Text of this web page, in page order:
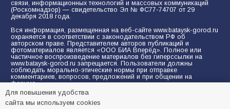
связи, информационных технологий и массовых коммуникаций
(Роскомнадзор) — свидетельство Эл № ФС77-74707 от 29
декабря 2018 года.
Вся информация, размещенная на веб-сайте www.bataysk-gorod.ru
охраняется в соответствии с законодательством РФ об
авторском праве. Представителем авторов публикаций и
фотоматериалов является «ООО БИА Вперёд». Полное или
частичное воспроизведение материалов без гиперссылки на
www.bataysk-gorod.ru запрещается. Пользователи должны
соблюдать морально-этические нормы при отправке
комментариев, вопросов, предложений и при общении на
форуме.
Политика конфиденциальности и защиты информации
Для повышения удобства
сайта мы используем cookies